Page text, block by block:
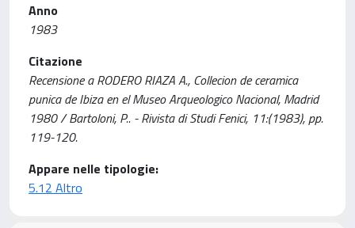
Anno
1983
Citazione
Recensione a RODERO RIAZA A., Collecion de ceramica
punica de Ibiza en el Museo Arqueologico Nacional, Madrid
1980 / Bartoloni, P.. - Rivista di Studi Fenici, 11:(1983), pp.
119-120.
Appare nelle tipologie:
5.12 Altro